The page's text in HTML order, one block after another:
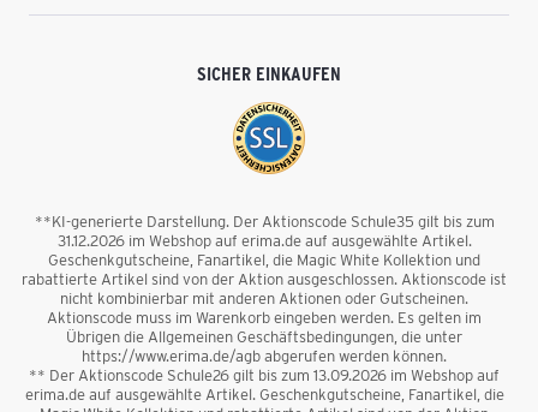
SICHER EINKAUFEN
**KI-generierte Darstellung. Der Aktionscode Schule35 gilt bis zum
31.12.2026 im Webshop auf erima.de auf ausgewählte Artikel.
Geschenkgutscheine, Fanartikel, die Magic White Kollektion und
rabattierte Artikel sind von der Aktion ausgeschlossen. Aktionscode ist
nicht kombinierbar mit anderen Aktionen oder Gutscheinen.
Aktionscode muss im Warenkorb eingeben werden. Es gelten im
Übrigen die Allgemeinen Geschäftsbedingungen, die unter
https://www.erima.de/agb abgerufen werden können.
** Der Aktionscode Schule26 gilt bis zum 13.09.2026 im Webshop auf
erima.de auf ausgewählte Artikel. Geschenkgutscheine, Fanartikel, die